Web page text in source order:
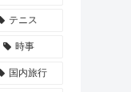
テニス
時事
国内旅行